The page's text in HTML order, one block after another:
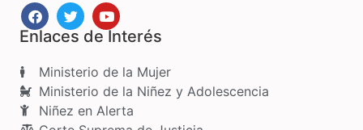
Enlaces de Interés
Ministerio de la Mujer
Ministerio de la Niñez y Adolescencia
Niñez en Alerta